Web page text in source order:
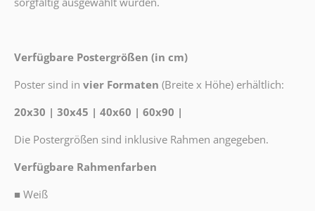
Verfügbare Postergrößen (in cm)
Poster sind in vier Formaten (Breite x Höhe) erhältlich:
20x30 | 30x45 | 40x60 | 60x90 |
Die Postergrößen sind inklusive Rahmen angegeben.
Verfügbare Rahmenfarben
■ Weiß